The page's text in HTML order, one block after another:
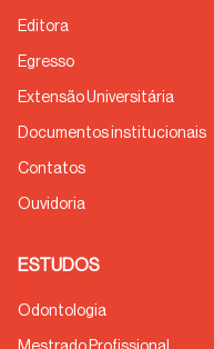
Editora
Egresso
Extensão Universitária
Documentos institucionais
Contatos
Ouvidoria
ESTUDOS
Odontologia